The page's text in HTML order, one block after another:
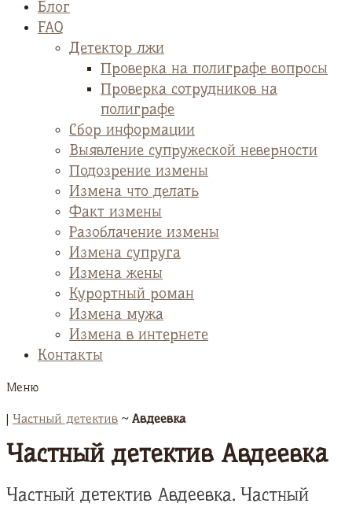
Блог
FAQ
Детектор лжи
Проверка на полиграфе вопросы
Проверка сотрудников на
полиграфе
Сбор информации
Выявление супружеской неверности
Подозрение измены
Измена что делать
Факт измены
Разоблачение измены
Измена супруга
Измена жены
Курортный роман
Измена мужа
Измена в интернете
Контакты
Меню
| Частный детектив ~ Авдеевка
Частный детектив Авдеевка
Частный детектив Авдеевка. Частный